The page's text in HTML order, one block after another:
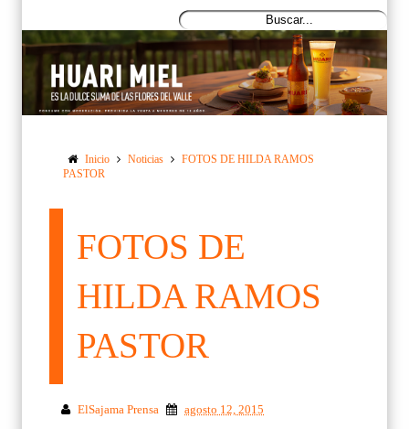
Inicio Noticias
FOTOS DE HILDA RAMOS
PASTOR
FOTOS DE
HILDA RAMOS
PASTOR
ElSajama Prensa agosto 12, 2015